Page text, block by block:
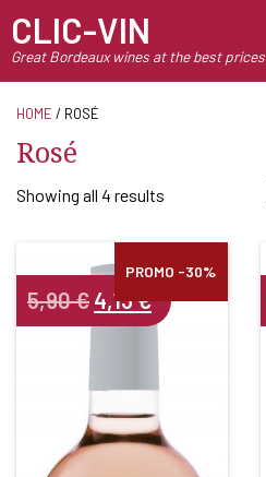
CLIC-VIN
Great Bordeaux wines at the best prices
HOME / ROSÉ
Rosé
Showing all 4 results
price:
low
to
high
PROMO -30%
5,90€ Original
price
was:
4,13€Current
price
is: